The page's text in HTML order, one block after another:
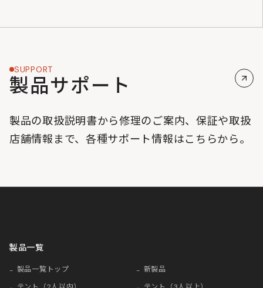
SUPPORT
製品サポート
製品の取扱説明書から修理のご案内、保証や取扱
店舗情報まで、各種サポート情報はこちらから。
製品一覧
製品一覧トップ
新製品